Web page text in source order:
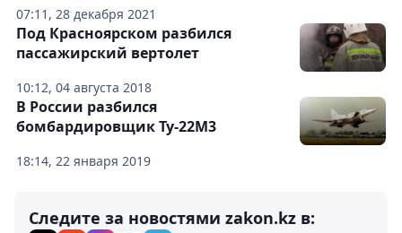
07:11, 28 декабря 2021
10:12, 04 августа 2018
Под Красноярском разбился
пассажирский вертолет
18:14, 22 января 2019
В России разбился
бомбардировщик Ту-22М3
Следите за новостями zakon.kz в: